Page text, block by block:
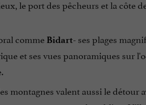
le port des pêcheurs et la côte
comme Bidart- ses plages
et ses vues panoramiques sur
montagnes valent aussi le détour